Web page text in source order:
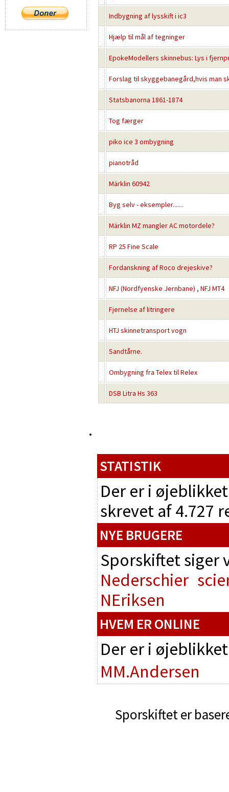
Indbygning af lysskift i ic3
Hjælp til mål af tegninger
EpokeModellers skinnebus: Lys i
Forslag til skyggebanegård,hvis man
Statsbanorna 1861-1874
Tog færger
piko ice 3 ombygning
pianotråd
Märklin 60942
Byg selv - eksempler.......
Märklin MZ mangler AC motordele?
RP 25 Fine Scale
Fordanskning af Roco drejeskive?
NFJ (Nordfyenske Jernbane) , NFJ MT4
Fjernelse af litringere
HTJ skinnetransport vogn
Sandtårne.
Ombygning fra Telex til Relex
DSB Litra Hs 363
STATISTIK
Der er i
skrevet af 4.727
NYE BRUGERE
Sporskiftet
Nederschier
NEriksen
HVEM ER ONLINE
Der er i
MM.Andersen
Sporskiftet er